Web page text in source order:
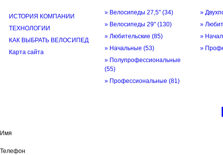
ИСТОРИЯ КОМПАНИИ
ТЕХНОЛОГИИ
КАК ВЫБРАТЬ ВЕЛОСИПЕД
Карта сайта
» Велосипеды 27,5" (34)
» Велосипеды 29" (130)
» Любительские (85)
» Начальные (53)
» Полупрофессиональные
(55)
» Профессиональные (81)
»
»
»
»
Имя
Телефон